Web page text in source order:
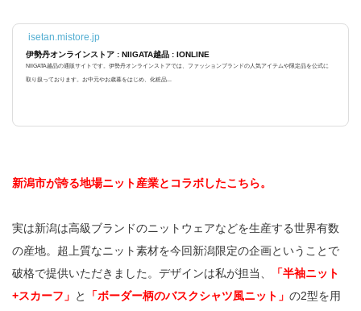
isetan.mistore.jp
伊勢丹オンラインストア : NIIGATA越品 : IONLINE
NIIGATA越品の通販サイトです。伊勢丹オンラインストアでは、ファッションブランドの人気アイテムや限定品を公式に
取り扱っております。お中元やお歳暮をはじめ、化粧品...
新潟市が誇る地場ニット産業とコラボしたこちら。
実は新潟は高級ブランドのニットウェアなどを生産する世界有数
の産地。超上質なニット素材を今回新潟限定の企画ということで
破格で提供いただきました。デザインは私が担当、
「半袖ニット
+スカーフ」 と 「ボーダー柄のバスクシャツ風ニット」 の2型を用